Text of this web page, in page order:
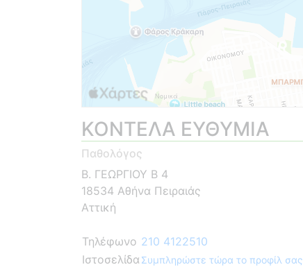
ΚΟΝΤΕΛΑ ΕΥΘΥΜΙΑ
Παθολόγος
Β. ΓΕΩΡΓΙΟΥ Β 4
18534 Αθήνα Πειραιάς
Αττική
Τηλέφωνο 210 4122510
Ιστοσελίδα Συμπληρώστε τώρα το προφίλ σας